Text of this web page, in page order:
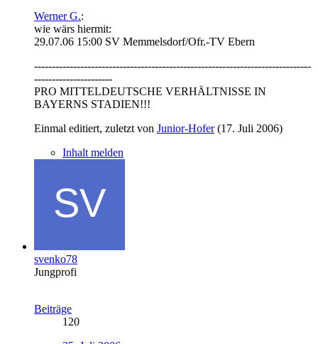
Werner G.:
wie wärs hiermit:
29.07.06 15:00 SV Memmelsdorf/Ofr.-TV Ebern
------------------------------------------------------------------------------
----------------------
PRO MITTELDEUTSCHE VERHÄLTNISSE IN
BAYERNS STADIEN!!!
Einmal editiert, zuletzt von Junior-Hofer(17. Juli 2006)
Inhalt melden
svenko78
Jungprofi
Beiträge
120